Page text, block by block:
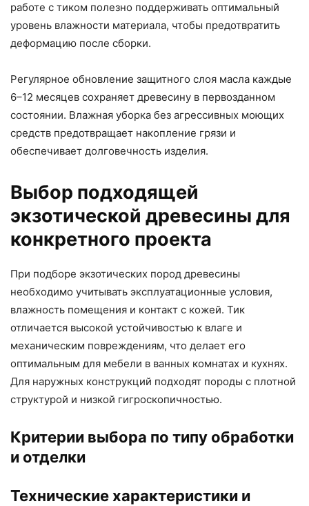
работе с тиком полезно поддерживать оптимальный
уровень влажности материала, чтобы предотвратить
деформацию после сборки.
Регулярное обновление защитного слоя масла каждые
6–12 месяцев сохраняет древесину в первозданном
состоянии. Влажная уборка без агрессивных моющих
средств предотвращает накопление грязи и
обеспечивает долговечность изделия.
Выбор подходящей
экзотической древесины для
конкретного проекта
При подборе экзотических пород древесины
необходимо учитывать эксплуатационные условия,
влажность помещения и контакт с кожей. Тик
отличается высокой устойчивостью к влаге и
механическим повреждениям, что делает его
оптимальным для мебели в ванных комнатах и кухнях.
Для наружных конструкций подходят породы с плотной
структурой и низкой гигроскопичностью.
Критерии выбора по типу обработки
и отделки
Технические характеристики и